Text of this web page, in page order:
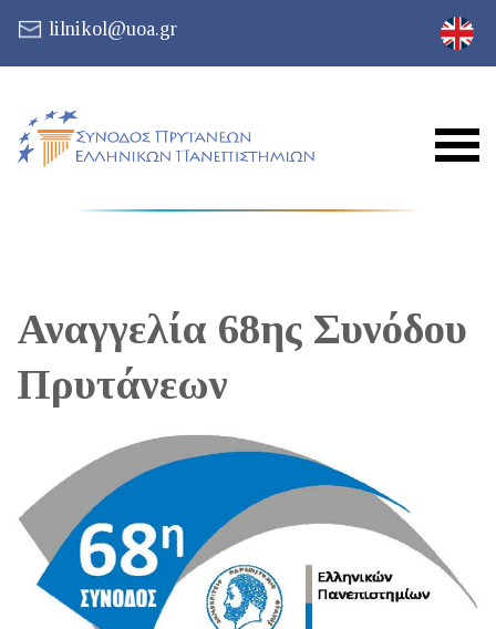
lilnikol@uoa.gr
Αναγγελία 68ης Συνόδου
Πρυτάνεων